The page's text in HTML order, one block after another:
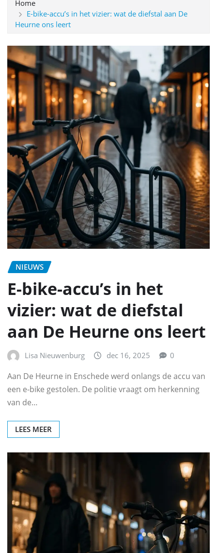
Home
E-bike-accu’s in het vizier: wat de diefstal aan De
Heurne ons leert
NIEUWS
E-bike-accu’s in het
vizier: wat de diefstal
aan De Heurne ons leert
Lisa Nieuwenburg dec 16, 2025 0
Aan De Heurne in Enschede werd onlangs de accu van
een e-bike gestolen. De politie vraagt om herkenning
van de…
LEES MEER